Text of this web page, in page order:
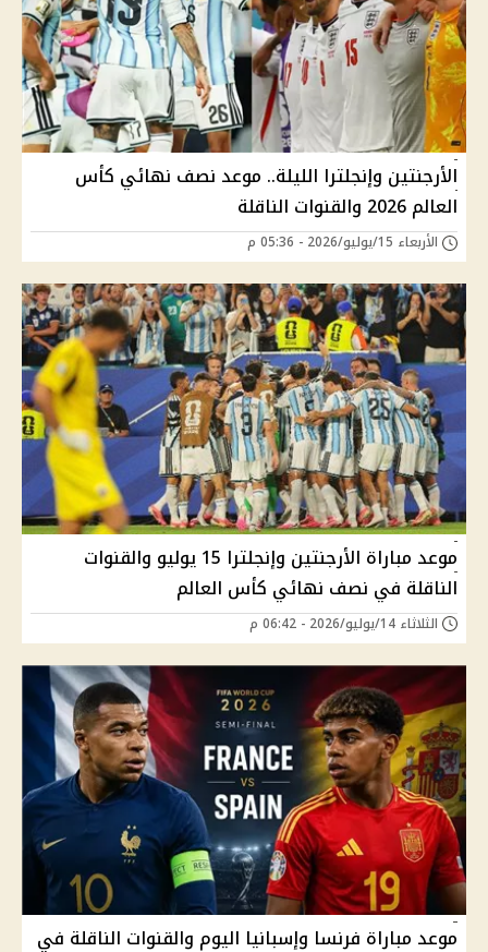
الأرجنتين وإنجلترا الليلة.. موعد نصف نهائي كأس
العالم 2026 والقنوات الناقلة
الأربعاء 15/يوليو/2026 - 05:36 م
موعد مباراة الأرجنتين وإنجلترا 15 يوليو والقنوات
الناقلة في نصف نهائي كأس العالم
الثلاثاء 14/يوليو/2026 - 06:42 م
موعد مباراة فرنسا وإسبانيا اليوم والقنوات الناقلة في